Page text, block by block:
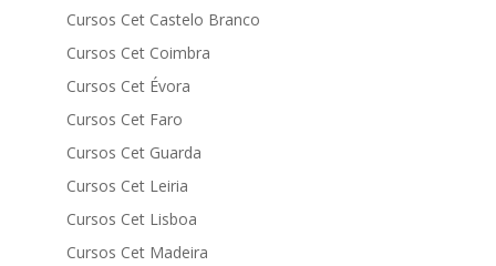
Cursos Cet Castelo Branco
Cursos Cet Coimbra
Cursos Cet Évora
Cursos Cet Faro
Cursos Cet Guarda
Cursos Cet Leiria
Cursos Cet Lisboa
Cursos Cet Madeira